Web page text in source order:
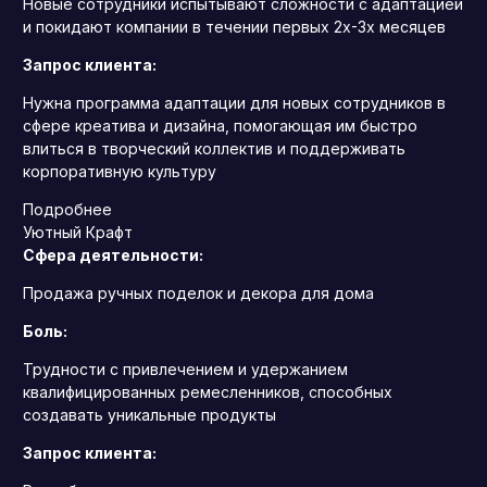
и покидают компании в течении первых 2х-3х месяцев
Запрос клиента:
Нужна программа адаптации для новых сотрудников в
сфере креатива и дизайна, помогающая им быстро
влиться в творческий коллектив и поддерживать
корпоративную культуру
Подробнее
Уютный Крафт
Сфера деятельности:
Продажа ручных поделок и декора для дома
Боль:
Трудности с привлечением и удержанием
квалифицированных ремесленников, способных
создавать уникальные продукты
Запрос клиента: